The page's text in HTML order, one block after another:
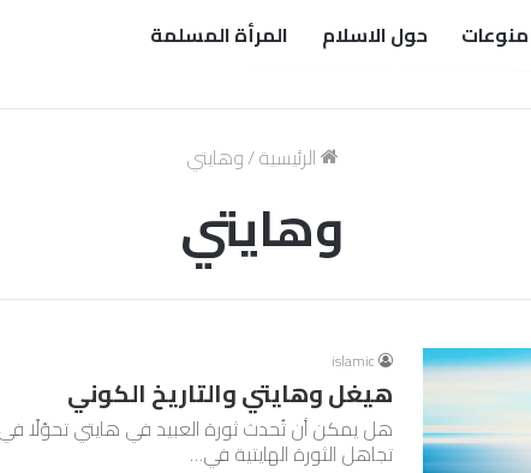
منوعات حول الاسلام المرأة المسلمة
الرئيسية/وهايتي
وهايتي
islamic
هيغل وهايتي والتاريخ الكوني
هل يمكن أن تُحدث ثورة العبيد في هايتي تحوّلًا
تجاهل الثورة الهايتية في…